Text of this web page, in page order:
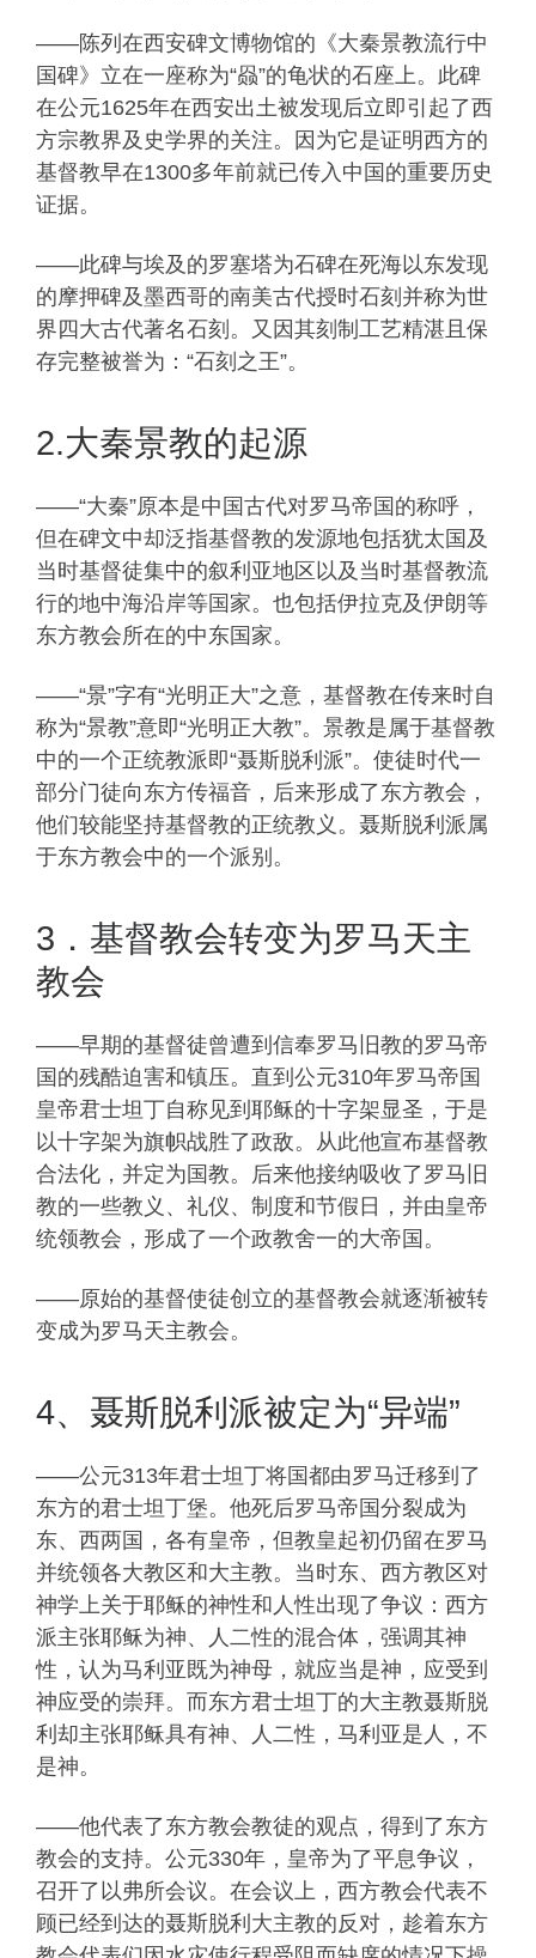
——陈列在西安碑文博物馆的《大秦景教流行中
国碑》立在一座称为“赑”的龟状的石座上。此碑
在公元1625年在西安出土被发现后立即引起了西
方宗教界及史学界的关注。因为它是证明西方的
基督教早在1300多年前就已传入中国的重要历史
证据。
——此碑与埃及的罗塞塔为石碑在死海以东发现
的摩押碑及墨西哥的南美古代授时石刻并称为世
界四大古代著名石刻。又因其刻制工艺精湛且保
存完整被誉为：“石刻之王”。
2.大秦景教的起源
——“大秦”原本是中国古代对罗马帝国的称呼，
但在碑文中却泛指基督教的发源地包括犹太国及
当时基督徒集中的叙利亚地区以及当时基督教流
行的地中海沿岸等国家。也包括伊拉克及伊朗等
东方教会所在的中东国家。
——“景”字有“光明正大”之意，基督教在传来时自
称为“景教”意即“光明正大教”。景教是属于基督教
中的一个正统教派即“聂斯脱利派”。使徒时代一
部分门徒向东方传福音，后来形成了东方教会，
他们较能坚持基督教的正统教义。聂斯脱利派属
于东方教会中的一个派别。
3．基督教会转变为罗马天主
教会
——早期的基督徒曾遭到信奉罗马旧教的罗马帝
国的残酷迫害和镇压。直到公元310年罗马帝国
皇帝君士坦丁自称见到耶稣的十字架显圣，于是
以十字架为旗帜战胜了政敌。从此他宣布基督教
合法化，并定为国教。后来他接纳吸收了罗马旧
教的一些教义、礼仪、制度和节假日，并由皇帝
统领教会，形成了一个政教舍一的大帝国。
——原始的基督使徒创立的基督教会就逐渐被转
变成为罗马天主教会。
4、聂斯脱利派被定为“异端”
——公元313年君士坦丁将国都由罗马迁移到了
东方的君士坦丁堡。他死后罗马帝国分裂成为
东、西两国，各有皇帝，但教皇起初仍留在罗马
并统领各大教区和大主教。当时东、西方教区对
神学上关于耶稣的神性和人性出现了争议：西方
派主张耶稣为神、人二性的混合体，强调其神
性，认为马利亚既为神母，就应当是神，应受到
神应受的崇拜。而东方君士坦丁的大主教聂斯脱
利却主张耶稣具有神、人二性，马利亚是人，不
是神。
——他代表了东方教会教徒的观点，得到了东方
教会的支持。公元330年，皇帝为了平息争议，
召开了以弗所会议。在会议上，西方教会代表不
顾已经到达的聂斯脱利大主教的反对，趁着东方